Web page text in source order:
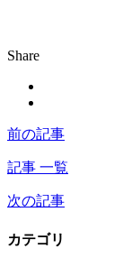
Share
前の記事
記事 一覧
次の記事
カテゴリ